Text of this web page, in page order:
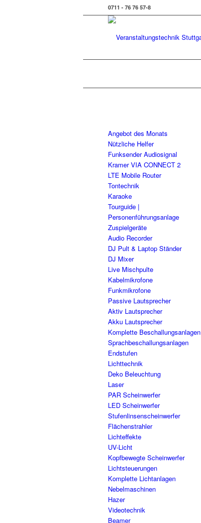
0711 - 76 76 57-8
Angebot des Monats
Nützliche Helfer
Funksender Audiosignal
Kramer VIA CONNECT 2
LTE Mobile Router
Tontechnik
Karaoke
Tourguide |
Personenführungsanlage
Zuspielgeräte
Audio Recorder
DJ Pult & Laptop Ständer
DJ Mixer
Live Mischpulte
Kabelmikrofone
Funkmikrofone
Passive Lautsprecher
Aktiv Lautsprecher
Akku Lautsprecher
Komplette Beschallungsanlagen
Sprachbeschallungsanlagen
Endstufen
Lichttechnik
Deko Beleuchtung
Laser
PAR Scheinwerfer
LED Scheinwerfer
Stufenlinsenscheinwerfer
Flächenstrahler
Lichteffekte
UV-Licht
Kopfbewegte Scheinwerfer
Lichtsteuerungen
Komplette Lichtanlagen
Nebelmaschinen
Hazer
Videotechnik
Beamer